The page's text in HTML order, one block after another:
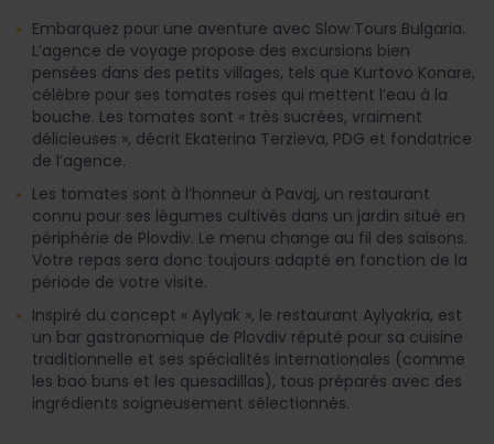
Embarquez pour une aventure avec Slow Tours Bulgaria.
L’agence de voyage propose des excursions bien
pensées dans des petits villages, tels que Kurtovo Konare,
célèbre pour ses tomates roses qui mettent l’eau à la
bouche. Les tomates sont « très sucrées, vraiment
délicieuses », décrit Ekaterina Terzieva, PDG et fondatrice
de l’agence.
Les tomates sont à l’honneur à Pavaj, un restaurant
connu pour ses légumes cultivés dans un jardin situé en
périphérie de Plovdiv. Le menu change au fil des saisons.
Votre repas sera donc toujours adapté en fonction de la
période de votre visite.
Inspiré du concept « Aylyak », le restaurant Aylyakria, est
un bar gastronomique de Plovdiv réputé pour sa cuisine
traditionnelle et ses spécialités internationales (comme
les bao buns et les quesadillas), tous préparés avec des
ingrédients soigneusement sélectionnés.